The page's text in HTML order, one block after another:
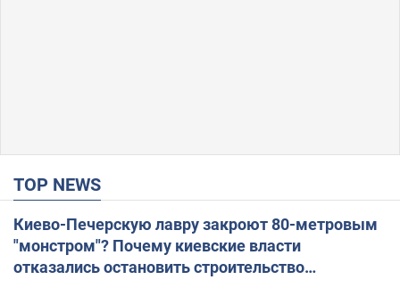
TOP NEWS
Киево-Печерскую лавру закроют 80-метровым
"монстром"? Почему киевские власти
отказались остановить строительство